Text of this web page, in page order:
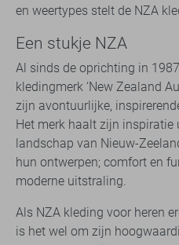
en weertypes stelt de NZA
Een stukje NZA
Al sinds de oprichting in
kledingmerk ‘New Zealand
zijn avontuurlijke,
Het merk haalt zijn inspiratie
landschap van Nieuw-
hun ontwerpen; comfort en
moderne uitstraling.
Als NZA kleding voor heren
is het wel om zijn